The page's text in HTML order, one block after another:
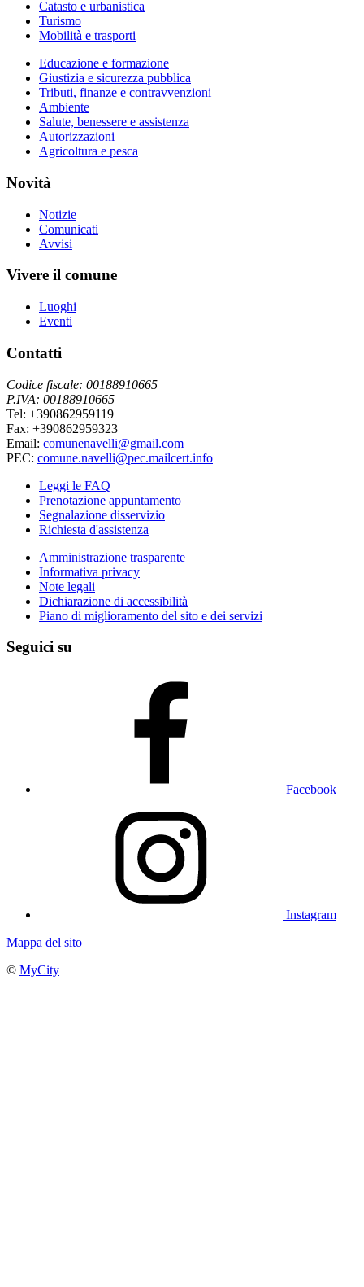
Catasto e urbanistica
Turismo
Mobilità e trasporti
Educazione e formazione
Giustizia e sicurezza pubblica
Tributi, finanze e contravvenzioni
Ambiente
Salute, benessere e assistenza
Autorizzazioni
Agricoltura e pesca
Novità
Notizie
Comunicati
Avvisi
Vivere il comune
Luoghi
Eventi
Contatti
Codice fiscale: 00188910665
P.IVA: 00188910665
Tel: +390862959119
Fax: +390862959323
Email: comunenavelli@gmail.com
PEC: comune.navelli@pec.mailcert.info
Leggi le FAQ
Prenotazione appuntamento
Segnalazione disservizio
Richiesta d'assistenza
Amministrazione trasparente
Informativa privacy
Note legali
Dichiarazione di accessibilità
Piano di miglioramento del sito e dei servizi
Seguici su
Facebook
Instagram
Mappa del sito
© MyCity